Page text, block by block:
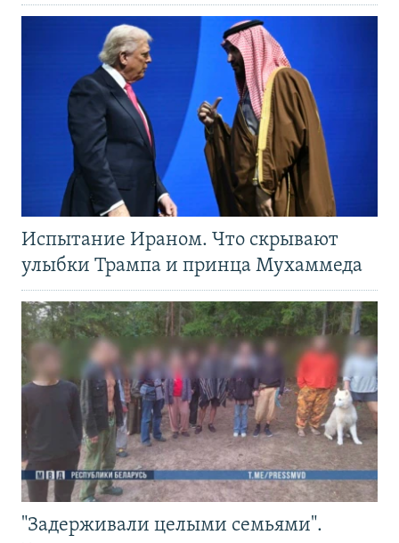
Испытание Ираном. Что скрывают
улыбки Трампа и принца Мухаммеда
"Задерживали целыми семьями".